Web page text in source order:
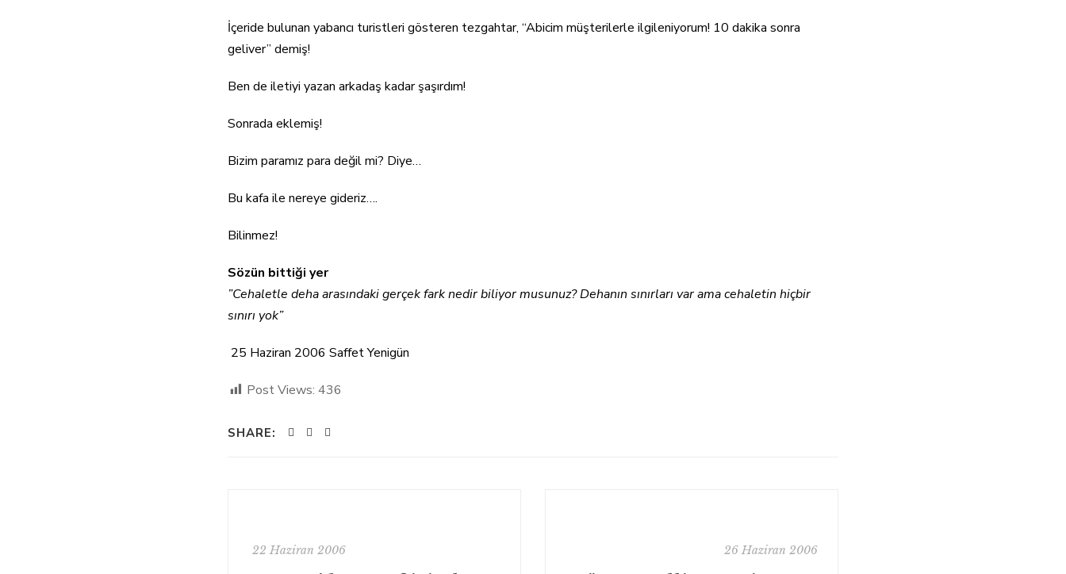
İçeride bulunan yabancı turistleri gösteren tezgahtar, “Abicim müşterilerle ilgileniyorum! 10 dakika sonra
geliver” demiş!
Ben de iletiyi yazan arkadaş kadar şaşırdım!
Sonrada eklemiş!
Bizim paramız para değil mi? Diye…
Bu kafa ile nereye gideriz….
Bilinmez!
Sözün bittiği yer
”Cehaletle deha arasındaki gerçek fark nedir biliyor musunuz? Dehanın sınırları var ama cehaletin hiçbir
sınırı yok”
25 Haziran 2006 Saffet Yenigün
Post Views: 436
SHARE:
22 Haziran 2006 26 Haziran 2006